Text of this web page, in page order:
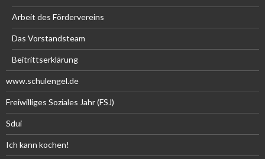
Arbeit des Fördervereins
Das Vorstandsteam
Beitrittserklärung
www.schulengel.de
Freiwilliges Soziales Jahr (FSJ)
Sdui
Ich kann kochen!